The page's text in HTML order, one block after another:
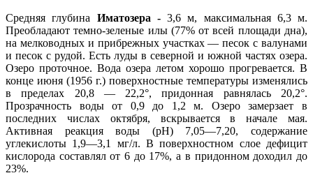
Средняя глубина Иматозера - 3,6 м, максимальная 6,3 м.
Преобладают темно-зеленые илы (77% от всей площади дна),
на мелководных и прибрежных участках — песок с валунами
и песок с рудой. Есть луды в северной и южной частях озера.
Озеро проточное. Вода озера летом хорошо прогревается. В
конце июня (1956 г.) поверхностные температуры изменялись
в пределах 20,8 — 22,2°, придонная равнялась 20,2°.
Прозрачность воды от 0,9 до 1,2 м. Озеро замерзает в
последних числах октября, вскрывается в начале мая.
Активная реакция воды (рН) 7,05—7,20, содержание
углекислоты 1,9—3,1 мг/л. В поверхностном слое дефицит
кислорода составлял от 6 до 17%, а в придонном доходил до
23%.